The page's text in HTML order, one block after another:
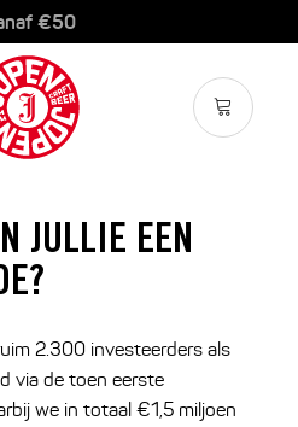
JULLIE EEN
2.300 investeerders als
via de toen eerste
we in totaal €1,5 miljoen